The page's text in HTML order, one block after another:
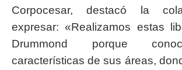
Corpocesar, destacó la
expresar: «Realizamos estas
Drummond porque
características de sus áreas,